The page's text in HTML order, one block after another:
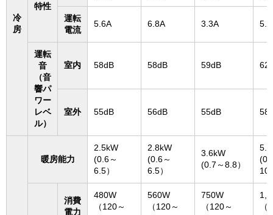
冷
房
特性
運転
電流
5.6A 6.8A 3.3A
運転
音
（音
響パ
ワー
レベ
ル）
室内 58dB 58dB 59dB
室外 55dB 56dB 55dB
暖房能力
2.5kW
(0.6～
6.5）
2.8kW
(0.6～
6.5）
3.6kW
(0.7～8.8）
消費
電力
480W
（120～
560W
（120～
750W
（120～